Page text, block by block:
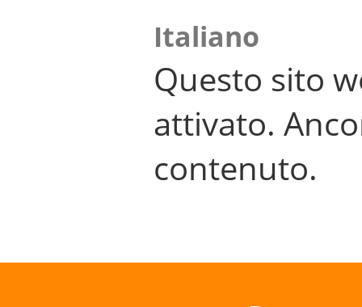
Italiano
Questo sito
attivato.
contenuto.